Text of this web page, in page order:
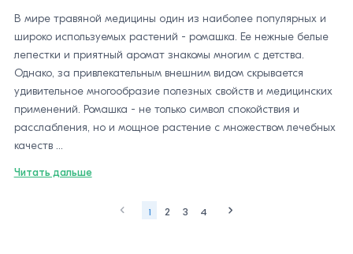
В мире травяной медицины один из наиболее популярных и
широко используемых растений - ромашка. Ее нежные белые
лепестки и приятный аромат знакомы многим с детства.
Однако, за привлекательным внешним видом скрывается
удивительное многообразие полезных свойств и медицинских
применений. Ромашка - не только символ спокойствия и
расслабления, но и мощное растение с множеством лечебных
качеств ...
Читать дальше
1 2 3 4